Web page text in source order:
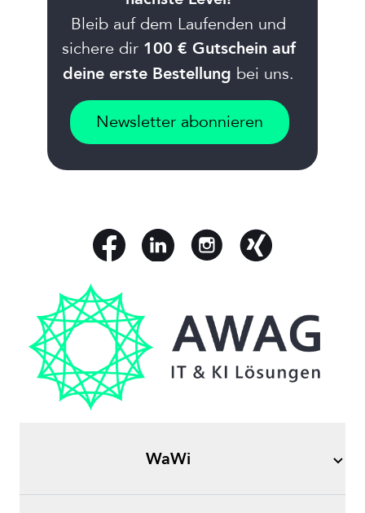
Bleib auf dem Laufenden und
sichere dir 100 € Gutschein auf
deine erste Bestellung bei uns.
Newsletter abonnieren
WaWi